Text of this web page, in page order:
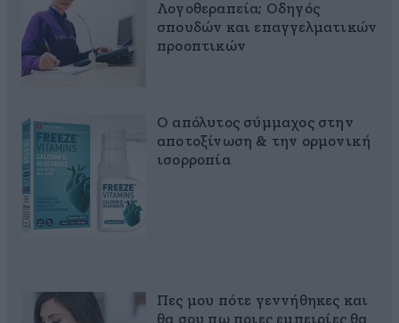
Λογοθεραπεία; Οδηγός
σπουδών και επαγγελματικών
προοπτικών
Ο απόλυτος σύμμαχος στην
αποτοξίνωση & την ορμονική
ισορροπία
Πες μου πότε γεννήθηκες και